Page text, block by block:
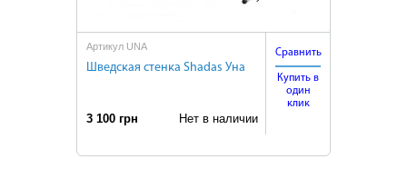
Артикул UNA
Шведская стенка Shadas Уна
3 100 грн Нет в наличии
Сравнить
Купить в
один
клик